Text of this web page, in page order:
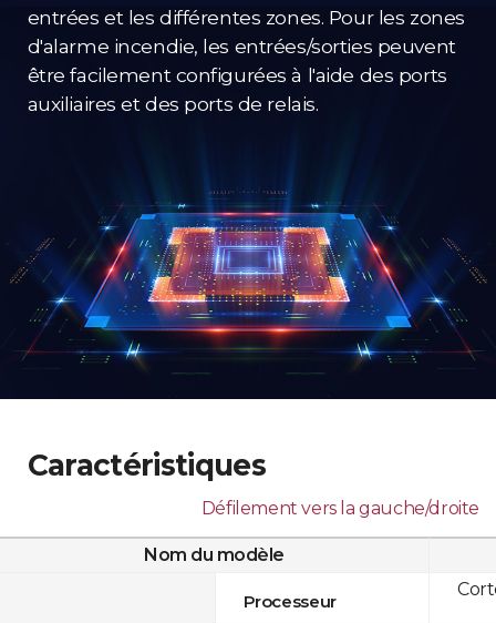
entrées et les différentes zones. Pour les zones
d'alarme incendie, les entrées/sorties peuvent
être facilement configurées à l'aide des ports
auxiliaires et des ports de relais.
Caractéristiques
Défilement vers la gauche/droite
Nom du modèle
Processeur